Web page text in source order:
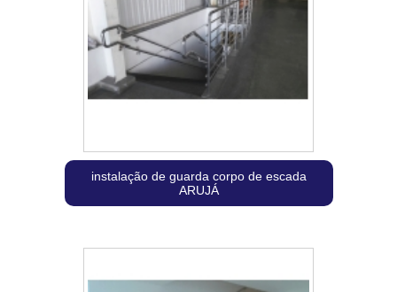
instalação de guarda corpo de escada
ARUJÁ